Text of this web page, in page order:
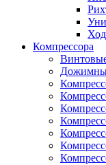
Компрессора